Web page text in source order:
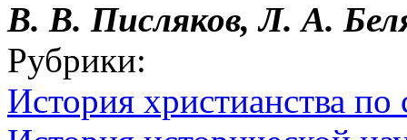
В. В. Писляков, Л. А.
Рубрики:
История христианства